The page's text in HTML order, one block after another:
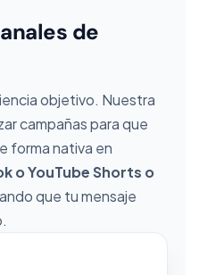
de
objetivo. Nuestra
campañas para que
forma nativa en
o YouTube Shorts o
que tu mensaje